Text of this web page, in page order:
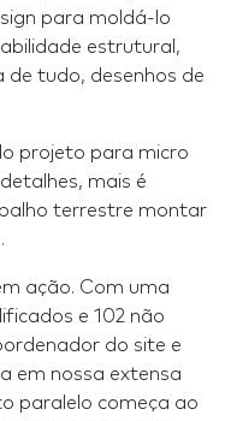
para moldá-lo
estrutural,
de tudo, desenhos de
projeto para micro
mais é
terrestre montar
ação. Com uma
e 102 não
do site e
em nossa extensa
paralelo começa ao